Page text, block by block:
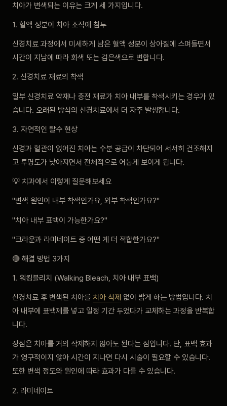
치아가 변색되는 이유는 크게 세 가지입니다.
1. 혈액 성분이 치아 조직에 침투
신경치료 과정에서 미세하게 남은 혈액 성분이 상아질에 스며들면서
시간이 지남에 따라 회색 또는 검은색으로 변합니다.
2. 신경치료 재료의 착색
일부 신경치료 약재나 충전 재료가 치아 내부를 착색시키는 경우가 있
습니다. 오래된 방식의 신경치료에서 더 자주 발생합니다.
3. 자연적인 탈수 현상
신경과 혈관이 없어진 치아는 수분 공급이 차단되어 서서히 건조해지
고 투명도가 낮아지면서 전체적으로 어둡게 보이게 됩니다.
💡 치과에서 이렇게 질문해보세요
"변색 원인이 내부 착색인가요, 외부 착색인가요?"
"치아 내부 표백이 가능한가요?"
"크라운과 라미네이트 중 어떤 게 더 적합한가요?"
🔴 해결 방법 3가지
1. 워킹블리치 (Walking Bleach, 치아 내부 표백)
신경치료 후 변색된 치아를 치아 삭제 없이 밝게 하는 방법입니다. 치
아 내부에 표백제를 넣고 일정 기간 두었다가 교체하는 과정을 반복합
니다.
장점은 치아를 거의 삭제하지 않아도 된다는 점입니다. 단, 표백 효과
가 영구적이지 않아 시간이 지나면 다시 시술이 필요할 수 있습니다.
또한 변색 정도와 원인에 따라 효과가 다를 수 있습니다.
2. 라미네이트